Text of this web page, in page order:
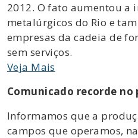
2012. O fato aumentou a
metalúrgicos do Rio e
empresas da cadeia de
sem serviços.
Veja Mais
Comunicado recorde no
Informamos que a
campos que operamos,